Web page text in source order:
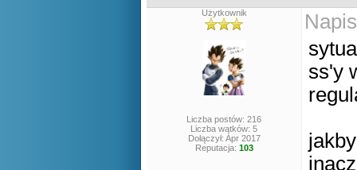
Użytkownik
Liczba postów: 216
Liczba wątków: 5
Dołączył: Apr 2017
Reputacja: 103
ss'y